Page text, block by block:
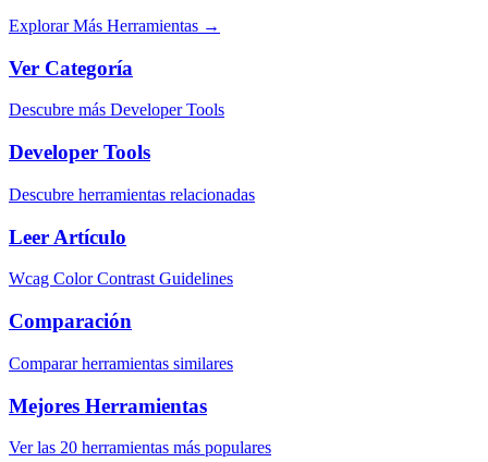
Explorar Más Herramientas →
Ver Categoría
Descubre más Developer Tools
Developer Tools
Descubre herramientas relacionadas
Leer Artículo
Wcag Color Contrast Guidelines
Comparación
Comparar herramientas similares
Mejores Herramientas
Ver las 20 herramientas más populares